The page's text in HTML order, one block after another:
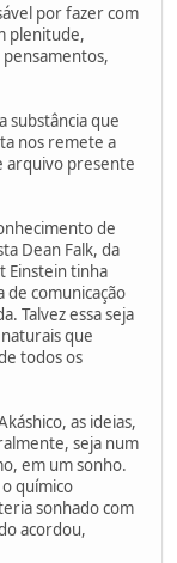
por fazer com
plenitude,
substância que
nos remete a
arquivo presente
de
Dean Falk, da
Einstein tinha
de comunicação
Talvez essa seja
que
todos os
as ideias,
seja num
em um sonho.
químico
sonhado com
acordou,